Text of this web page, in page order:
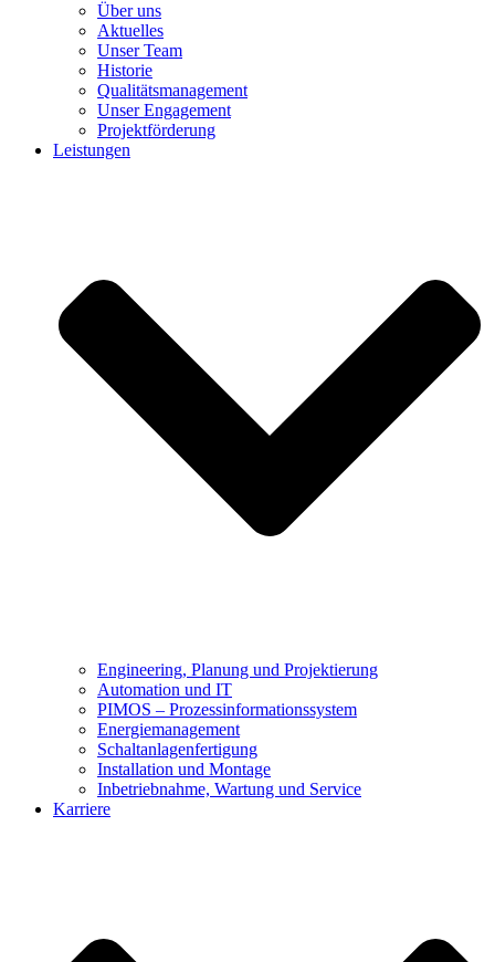
Über uns
Aktuelles
Unser Team
Historie
Qualitätsmanagement
Unser Engagement
Projektförderung
Leistungen
Engineering, Planung und Projektierung
Automation und IT
PIMOS – Prozessinformationssystem
Energiemanagement
Schaltanlagenfertigung
Installation und Montage
Inbetriebnahme, Wartung und Service
Karriere